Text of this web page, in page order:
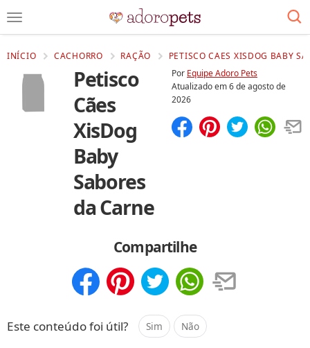
INÍCIO CACHORRO RAÇÃO PETISCO CAES XISDOG BABY
Petisco
Cães
XisDog
Baby
Sabores
da Carne
Por Equipe Adoro Pets
Atualizado em6 de agosto de
2026
Compartilhe
Este conteúdo foi útil? Sim Não